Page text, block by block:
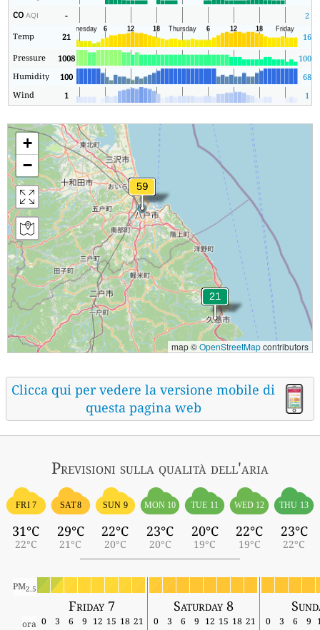
COAQI -
2
Temp
21
16
Pressure
1008 1008
Humidity
100
68
Wind
1 1
+
−
map ©OpenStreetMapcontributors
Clicca qui per vedere la versione mobile di
questa pagina web
Previsioni sulla qualità dell'aria
FRI 7
31°C
22°C
SAT 8
29°C
21°C
SUN 9
22°C
20°C
MON 10
23°C
20°C
TUE 11
20°C
19°C
WED 12
22°C
19°C
THU 13
23°C
22°C
PM2.5
Friday 7 Saturday 8
ora 0 3 6 9 12 15 18 21 0 3 6 9 12 15 18 21 0 3 6 9